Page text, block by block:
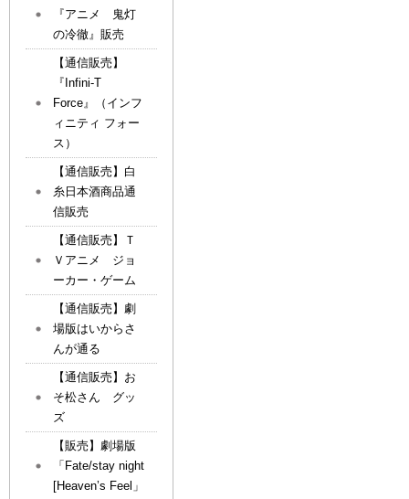
『アニメ 鬼灯
の冷徹』販売
【通信販売】
『Infini-T
Force』（インフ
ィニティ フォー
ス）
【通信販売】白
糸日本酒商品通
信販売
【通信販売】Ｔ
Ｖアニメ ジョ
ーカー・ゲーム
【通信販売】劇
場版はいからさ
んが通る
【通信販売】お
そ松さん グッ
ズ
【販売】劇場版
「Fate/stay night
[Heaven’s Feel」